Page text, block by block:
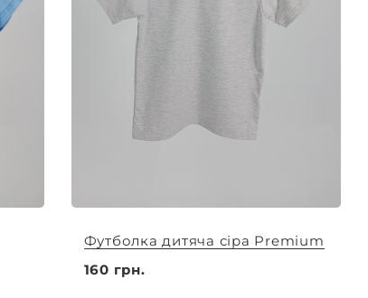
Футболка дитяча сіра Premium
160 грн.